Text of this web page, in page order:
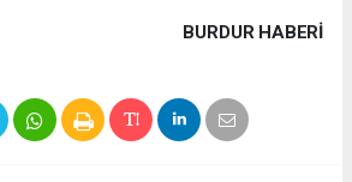
BURDUR HABERİ